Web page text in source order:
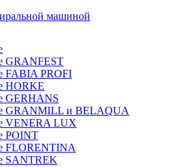
машиной
GRANFEST
FABIA PROFI
HORKE
GERHANS
GRANMILL и BELAQUA
VENERA LUX
POINT
FLORENTINA
SANTREK